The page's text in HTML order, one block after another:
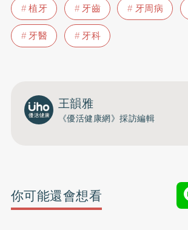
植牙 牙齒 牙周病
牙醫
牙科
王韻雅
《優活健康網》採訪編輯
你可能還會想看